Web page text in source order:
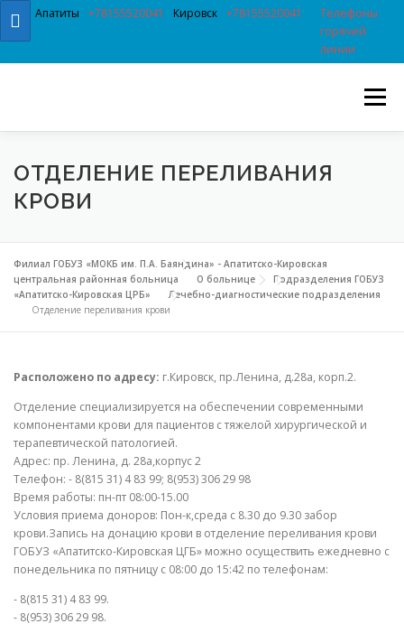
Перейти к содержимому
Апатиты +78155520041 Кировск +78155520041
Телефоны
горячей
линии
Меню
ОТДЕЛЕНИЕ ПЕРЕЛИВАНИЯ
КРОВИ
Филиал ГОБУЗ «МОКБ им. П.А. Баяндина» - Апатитско-Кировская
центральная районная больница
О больнице
Подразделения ГОБУЗ
«Апатитско-Кировская ЦРБ»
Лечебно-диагностические подразделения
Отделение переливания крови
Расположено по адресу: г.Кировск, пр.Ленина, д.28а, корп.2.
Отделение специализируется на обеспечении современными
компонентами крови для пациентов с тяжелой хирургической и
терапевтической патологией.
Адрес: пр. Ленина, д. 28а,корпус 2
Телефон: - 8(815 31) 4 83 99; 8(953) 306 29 98
Время работы: пн-пт 08:00-15.00
Условия приема доноров: Пон-к,среда с 8.30 до 9.30 забор
крови.Запись на донацию крови в отделение переливания крови
ГОБУЗ «Апатитско-Кировская ЦГБ» можно осуществить ежедневно с
понедельника по пятницу с 08:00 до 15:42 по телефонам:
- 8(815 31) 4 83 99.
- 8(953) 306 29 98.